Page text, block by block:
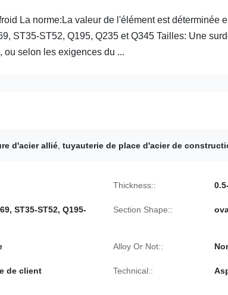
La norme:La valeur de l'élément est déterminée
ST35-ST52, Q195, Q235 et Q345 Tailles: Une
ou selon les exigences du ...
d'acier allié tuyauterie de place d'acier de
Thickness::
ST35-ST52, Q195-
Section Shape::
Alloy Or Not::
de client Technical::